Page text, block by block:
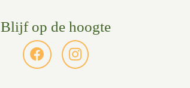
Blijf op de hoogte